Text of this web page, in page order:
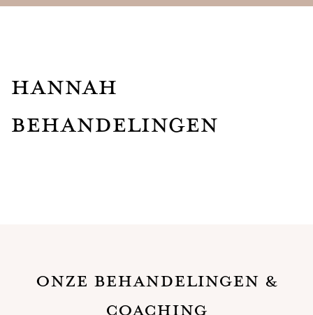
Hannah
behandelingen
Onze Behandelingen &
Coaching